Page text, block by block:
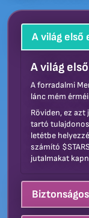
A világ
A világ
A forradalmi
lánc mém
Röviden, ez
tartó
letétbe
számító
jutalmakat